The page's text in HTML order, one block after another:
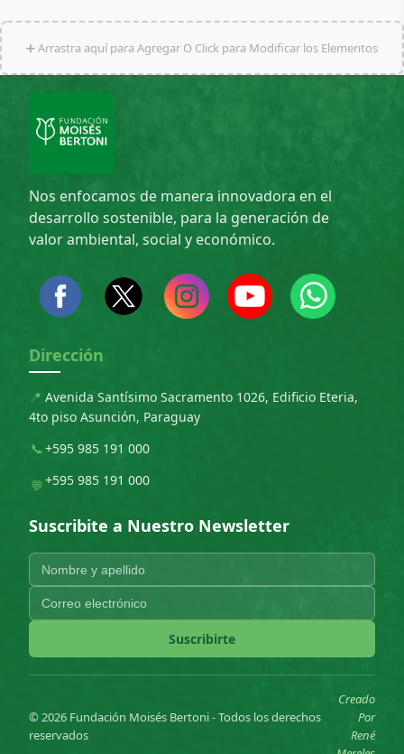
➕ Arrastra aquí para Agregar O Click para Modificar los Elementos
Nos enfocamos de manera innovadora en el
desarrollo sostenible, para la generación de
valor ambiental, social y económico.
Dirección
📍 Avenida Santísimo Sacramento 1026, Edificio Eteria,
4to piso Asunción, Paraguay
📞 +595 985 191 000
💬 +595 985 191 000
Suscribite a Nuestro Newsletter
Suscribirte
© 2026 Fundación Moisés Bertoni - Todos los derechos
reservados
Creado
Por
René